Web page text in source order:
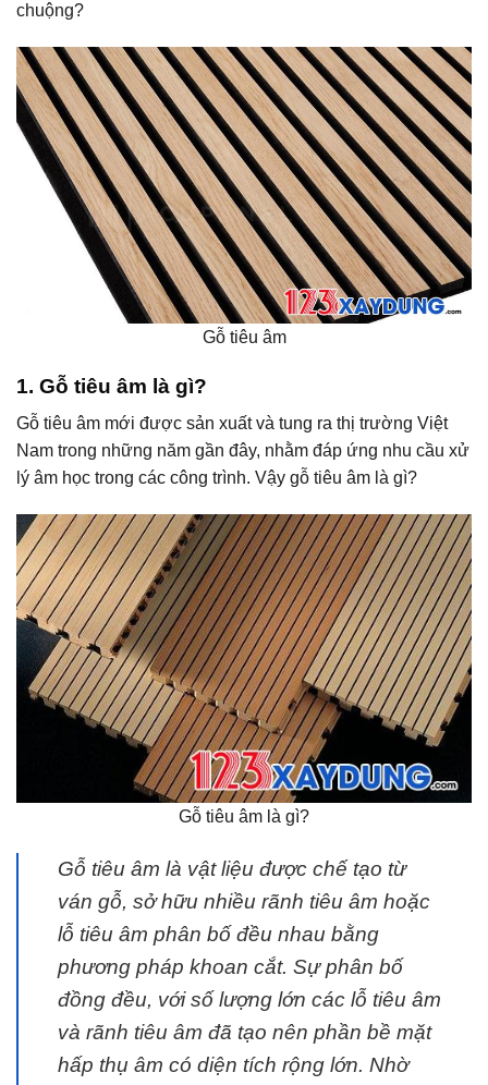
chuộng?
Gỗ tiêu âm
1. Gỗ tiêu âm là gì?
Gỗ tiêu âm mới được sản xuất và tung ra thị trường Việt
Nam trong những năm gần đây, nhằm đáp ứng nhu cầu xử
lý âm học trong các công trình. Vậy gỗ tiêu âm là gì?
Gỗ tiêu âm là gì?
Gỗ tiêu âm là vật liệu được chế tạo từ
ván gỗ, sở hữu nhiều rãnh tiêu âm hoặc
lỗ tiêu âm phân bố đều nhau bằng
phương pháp khoan cắt. Sự phân bố
đồng đều, với số lượng lớn các lỗ tiêu âm
và rãnh tiêu âm đã tạo nên phần bề mặt
hấp thụ âm có diện tích rộng lớn. Nhờ